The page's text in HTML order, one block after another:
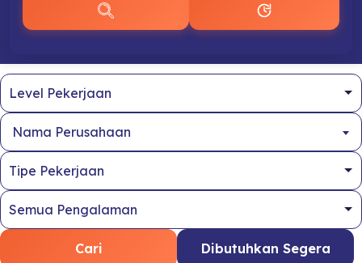
Nama Perusahaan
Cari Dibutuhkan Segera